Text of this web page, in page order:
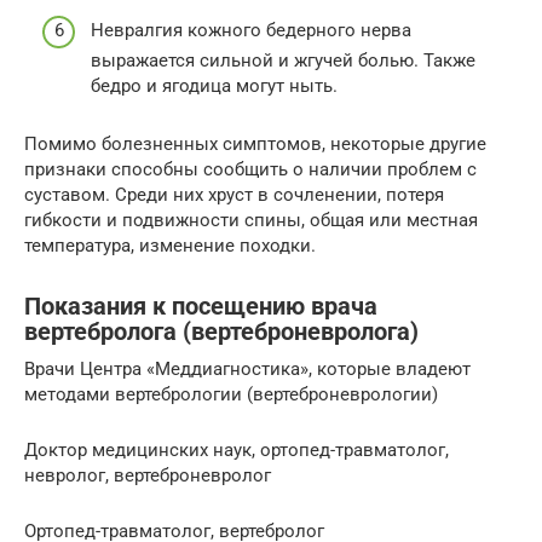
Невралгия кожного бедерного нерва
выражается сильной и жгучей болью. Также
бедро и ягодица могут ныть.
Помимо болезненных симптомов, некоторые другие
признаки способны сообщить о наличии проблем с
суставом. Среди них хруст в сочленении, потеря
гибкости и подвижности спины, общая или местная
температура, изменение походки.
Показания к посещению врача
вертебролога (вертеброневролога)
Врачи Центра «Меддиагностика», которые владеют
методами вертебрологии (вертеброневрологии)
Доктор медицинских наук, ортопед-травматолог,
невролог, вертеброневролог
Ортопед-травматолог, вертебролог